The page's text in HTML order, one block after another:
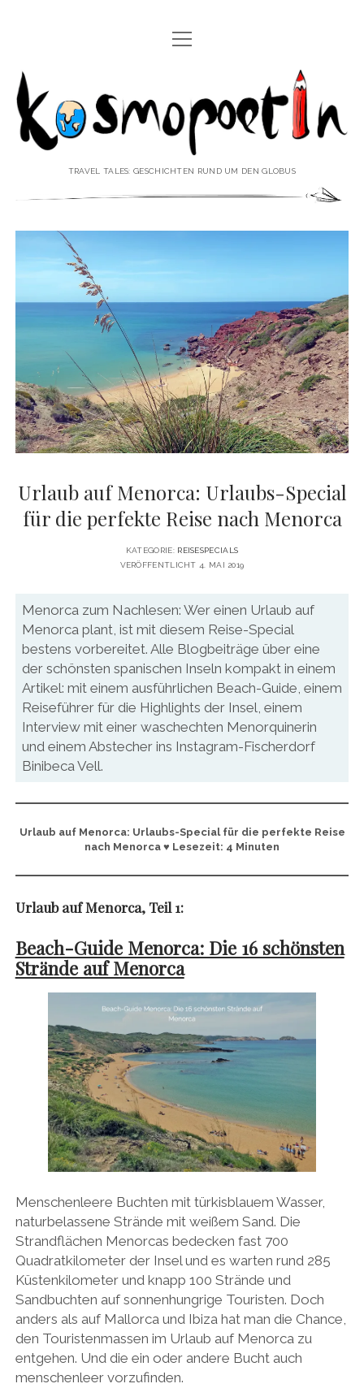
REISEREPORTAGEN
REISEPOESIE
REISEKOLUMNEN
♥ ÜBER DEN REISEBLOG Menü
öffnen
IMPRESSUM
DATENSCHUTZERKLÄRUNG
♥ ÜBER DIE AUTORIN Menü
öffnen
VITA
PRESSE & MEDIEN
MEDIADATEN
twitterfacebook
pinterestyoutubeinstagram
Menü
öffnen
Kosmopoetin
TRAVEL TALES: GESCHICHTEN RUND UM DEN GLOBUS
Urlaub auf Menorca: Urlaubs-Special
für die perfekte Reise nach Menorca
KATEGORIE: REISESPECIALS
VERÖFFENTLICHT 4. MAI 2019
Menorca zum Nachlesen: Wer einen Urlaub auf
Menorca plant, ist mit diesem Reise-Special
bestens vorbereitet. Alle Blogbeiträge über eine
der schönsten spanischen Inseln kompakt in einem
Artikel: mit einem ausführlichen Beach-Guide, einem
Reiseführer für die Highlights der Insel, einem
Interview mit einer waschechten Menorquinerin
und einem Abstecher ins Instagram-Fischerdorf
Binibeca Vell.
Urlaub auf Menorca: Urlaubs-Special für die perfekte Reise
nach Menorca ♥ Lesezeit: 4 Minuten
Urlaub auf Menorca, Teil 1:
Beach-Guide Menorca: Die 16 schönsten
Strände auf Menorca
Menschenleere Buchten mit türkisblauem Wasser,
naturbelassene Strände mit weißem Sand. Die
Strandflächen Menorcas bedecken fast 700
Quadratkilometer der Insel und es warten rund 285
Küstenkilometer und knapp 100 Strände und
Sandbuchten auf sonnenhungrige Touristen. Doch
anders als auf Mallorca und Ibiza hat man die Chance,
den Touristenmassen im Urlaub auf Menorca zu
entgehen. Und die ein oder andere Bucht auch
menschenleer vorzufinden.